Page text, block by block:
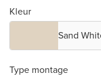
Kleur
Sand
Type montage